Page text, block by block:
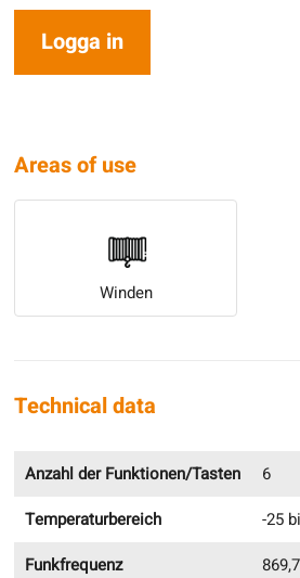
Logga in
Areas of use
Winden
Technical data
Anzahl der Funktionen/Tasten
6
Temperaturbereich
-25
Funkfrequenz